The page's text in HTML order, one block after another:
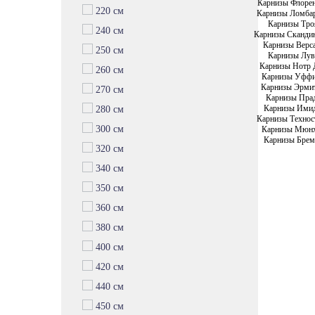
Карнизы
Карнизы
Карнизы
Карнизы
Карнизы
Карнизы
Карнизы Нотр
Карнизы
Карнизы
Карнизы
Карнизы
Карнизы
Карнизы
Карнизы
220 см
240 см
250 см
260 см
270 см
280 см
300 см
320 см
340 см
350 см
360 см
380 см
400 см
420 см
440 см
450 см